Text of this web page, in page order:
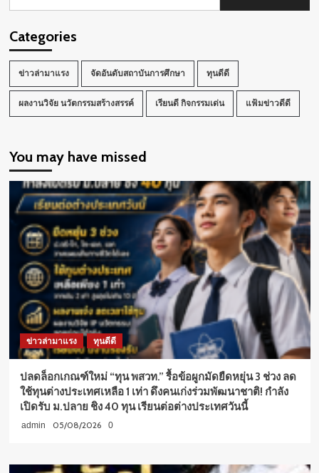
ความ
และ
บัตร
จาก
สภา
มหาวิทยาลัย
Categories
ข่าวล่ามาแรง จัดอันดับสถาบันการศึกษา ทุนดีดี
ผลงานวิจัย นวัตกรรมสร้างสรรค์ เรียนดี กิจกรรมเด่น แฟ้มข่าวดีดี
You may have missed
ข่าวล่ามาแรง ทุนดีดี
ปลดล็อกเกณฑ์ใหม่ “ทุน พสวท.” รื้อข้อผูกมัดยืดหยุ่น 3 ช่วง ลด
ใช้ทุนต่างประเทศเหลือ 1 เท่า ดึงคนเก่งร่วมพัฒนาชาติ! กำลัง
เปิดรับ ม.ปลาย ชิง 40 ทุน เรียนต่อต่างประเทศวันนี้
admin 05/08/2026 0